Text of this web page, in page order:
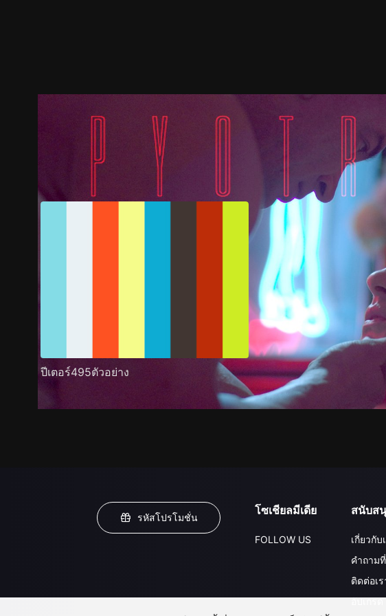
ภาพนิ่ง เนื้อหาที่แนะนำ
ปีเตอร์495ตัวอย่าง
รหัสโปรโมชั่น
โซเชียลมีเดีย
FOLLOW US
สนับส
เกี่ยวกับ
คำถาม
ติดต่อเร
อัปเกรด